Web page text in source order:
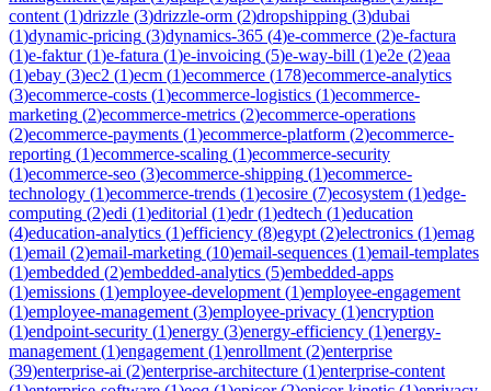
content (1)drizzle (3)drizzle-orm (2)dropshipping (3)dubai
(1)dynamic-pricing (3)dynamics-365 (4)e-commerce (2)e-factura
(1)e-faktur(1)e-fatura (1)e-invoicing (5)e-way-bill (1)e2e (2)eaa
(1)ebay (3)ec2 (1)ecm (1)ecommerce (178)ecommerce-analytics
(3)ecommerce-costs (1)ecommerce-logistics (1)ecommerce-
marketing (2)ecommerce-metrics (2)ecommerce-operations
(2)ecommerce-payments (1)ecommerce-platform (2)ecommerce-
reporting (1)ecommerce-scaling (1)ecommerce-security
(1)ecommerce-seo (3)ecommerce-shipping (1)ecommerce-
technology (1)ecommerce-trends (1)ecosire (7)ecosystem (1)edge-
computing (2)edi (1)editorial (1)edr(1)edtech (1)education
(4)education-analytics (1)efficiency (8)egypt (2)electronics (1)emag
(1)email (2)email-marketing (10)email-sequences (1)email-templates
(1)embedded (2)embedded-analytics (5)embedded-apps
(1)emissions (1)employee-development (1)employee-engagement
(1)employee-management (3)employee-privacy (1)encryption
(1)endpoint-security (1)energy (3)energy-efficiency (1)energy-
management (1)engagement (1)enrollment (2)enterprise
(39)enterprise-ai (2)enterprise-architecture (1)enterprise-content